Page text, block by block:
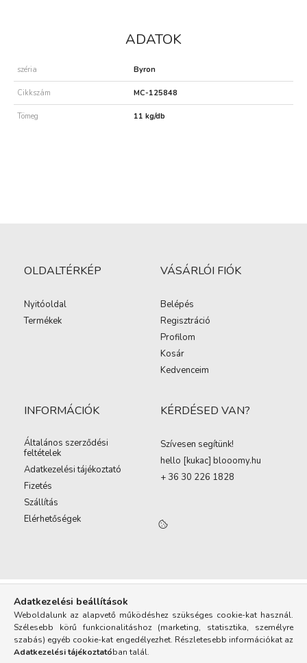
ADATOK
széria Byron
Cikkszám MC-125848
Tömeg 11 kg/db
OLDALTÉRKÉP
Nyitóoldal
Termékek
VÁSÁRLÓI FIÓK
Belépés
Regisztráció
Profilom
Kosár
Kedvenceim
INFORMÁCIÓK
Általános szerződési
feltételek
Adatkezelési tájékoztató
Fizetés
Szállítás
Elérhetőségek
KÉRDÉSED VAN?
Szívesen segítünk!
hello [kukac] blooomy.hu
+ 36 30 226 1828
Adatkezelési beállítások
Weboldalunk az alapvető működéshez szükséges cookie-kat használ.
Szélesebb körű funkcionalitáshoz (marketing, statisztika, személyre
szabás) egyéb cookie-kat engedélyezhet. Részletesebb információkat az
Adatkezelési tájékoztatóban talál.